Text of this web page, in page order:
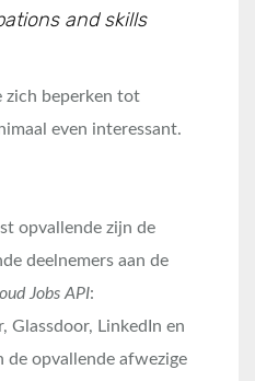
and skills
zich beperken tot
even interessant.
opvallende zijn de
deelnemers aan de
Jobs API:
Glassdoor, LinkedIn en
de opvallende afwezige